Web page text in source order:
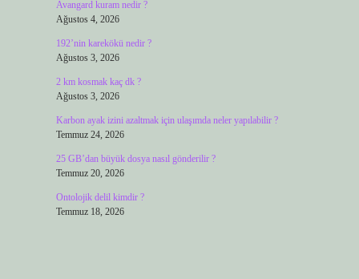
Avangard kuram nedir ?
Ağustos 4, 2026
192’nin karekökü nedir ?
Ağustos 3, 2026
2 km kosmak kaç dk ?
Ağustos 3, 2026
Karbon ayak izini azaltmak için ulaşımda neler yapılabilir ?
Temmuz 24, 2026
25 GB’dan büyük dosya nasıl gönderilir ?
Temmuz 20, 2026
Ontolojik delil kimdir ?
Temmuz 18, 2026